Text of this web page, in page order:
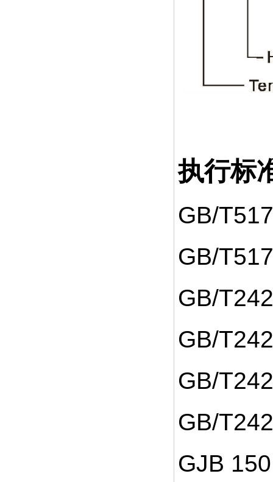
执行标
GB/
GB/
GB/
GB/
GB/
GB/
GJB